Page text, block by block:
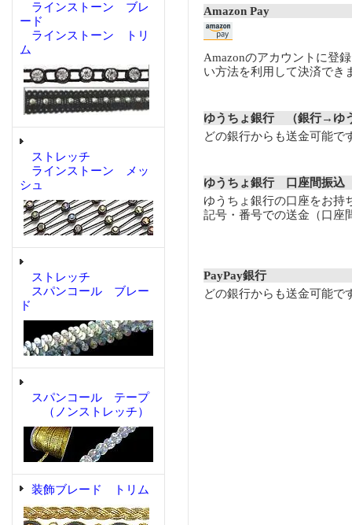
ラインストーン ブレ
ード
ラインストーン トリ
ム
ストレッチ
ラインストーン メッ
シュ
ストレッチ
スパンコール ブレー
ド
スパンコール テープ
（ノンストレッチ）
装飾ブレード トリム
Amazon Pay
Amazonのアカウントに登
い方法を利用して決済でき
ゆうちょ銀行 （銀行→ゆ
どの銀行からも送金可能で
ゆうちょ銀行 口座間振込
ゆうちょ銀行の口座をお持
記号・番号での送金（口座
PayPay銀行
どの銀行からも送金可能で